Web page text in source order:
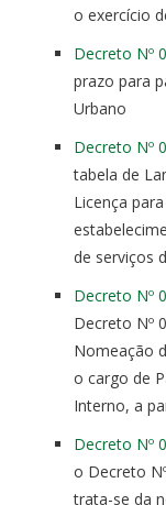
o exercício
Decreto Nº
prazo para
Urbano
Decreto Nº
tabela de
Licença
de serviços
Decreto Nº
Decreto Nº
Nomeação
o cargo de
Interno, a
Decreto Nº
o Decreto
trata-se da